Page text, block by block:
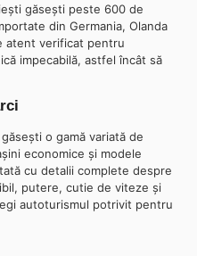
găsești peste 600 de
din Germania, Olanda
atent verificat pentru
impecabilă, astfel încât să
o gamă variată de
economice și modele
cu detalii complete despre
putere, cutie de viteze și
autoturismul potrivit pentru